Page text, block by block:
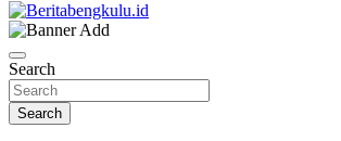
Beritabengkulu.id
Search
Search